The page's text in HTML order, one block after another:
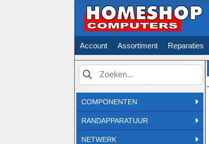
Account Assortiment Reparaties
Zoek
COMPONENTEN
RANDAPPARATUUR
NETWERK